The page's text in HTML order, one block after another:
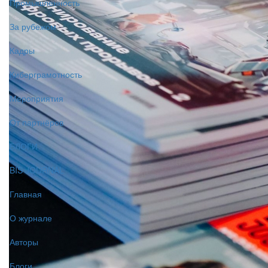
Промышленность
За рубежом
Кадры
Киберграмотность
Мероприятия
От партнёров
БЛОГИ
BIS JOURNAL
Главная
О журнале
Авторы
Блоги